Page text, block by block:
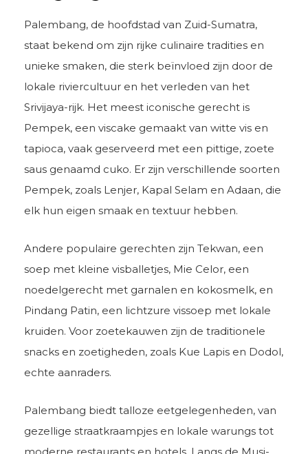
Palembang, de hoofdstad van Zuid-Sumatra,
staat bekend om zijn rijke culinaire tradities en
unieke smaken, die sterk beïnvloed zijn door de
lokale riviercultuur en het verleden van het
Srivijaya-rijk. Het meest iconische gerecht is
Pempek, een viscake gemaakt van witte vis en
tapioca, vaak geserveerd met een pittige, zoete
saus genaamd cuko. Er zijn verschillende soorten
Pempek, zoals Lenjer, Kapal Selam en Adaan, die
elk hun eigen smaak en textuur hebben.
Andere populaire gerechten zijn Tekwan, een
soep met kleine visballetjes, Mie Celor, een
noedelgerecht met garnalen en kokosmelk, en
Pindang Patin, een lichtzure vissoep met lokale
kruiden. Voor zoetekauwen zijn de traditionele
snacks en zoetigheden, zoals Kue Lapis en Dodol,
echte aanraders.
Palembang biedt talloze eetgelegenheden, van
gezellige straatkraampjes en lokale warungs tot